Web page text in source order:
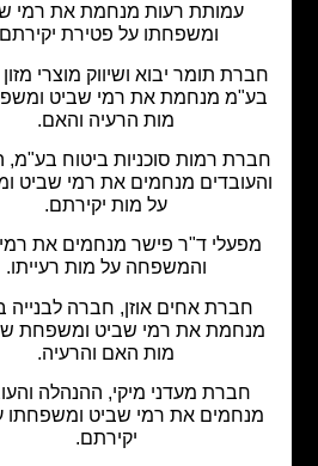
עמותת רעות מנחמת את רמי שביט
ומשפחתו על פטירת יקירתם.
חברת תומר יבוא ושיווק מוצרי מזון (1983)
מנחמת את רמי שביט ומשפחתו על
מות הרעיה והאם.
רמות סוכניות ביטוח בע"מ, ההנהלה
מנחמים את רמי שביט ומשפחתו
על מות יקירתם.
ד"ר פישר מנחמים את רמי שביט
והמשפחה על מות רעייתו.
חברת אחים אוזן, חברה לבנייה בע"מ,
את רמי שביט ומשפחת שביט על
מות האם והרעיה.
חברת מעדני מיקי, ההנהלה והעובדים
את רמי שביט ומשפחתו על מות